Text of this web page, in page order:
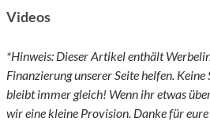
Videos
*Hinweis: Dieser Artikel enthält
Finanzierung unserer Seite helfen.
bleibt immer gleich! Wenn ihr etwas
wir eine kleine Provision. Danke für